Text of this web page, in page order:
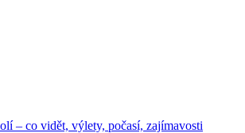
– co vidět, výlety, počasí, zajímavosti